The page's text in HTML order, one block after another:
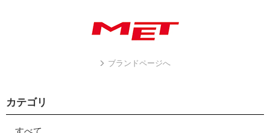
ブランドページへ
カテゴリ
すべて